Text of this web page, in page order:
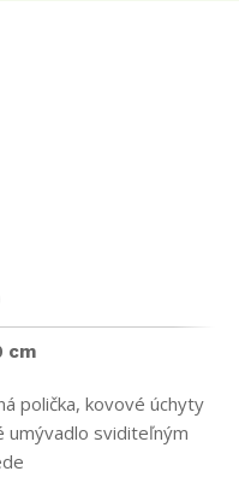
cm
polička, kovové úchyty
umývadlo sviditeľným